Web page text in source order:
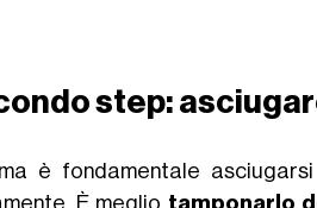
step: a
è fondamentale
È meglio tamponarlo